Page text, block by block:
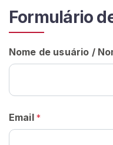
Formulário
Nome de usuário /
Email *
c
i
o
P
o